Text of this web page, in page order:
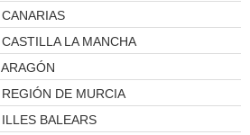
CANARIAS
CASTILLA LA MANCHA
ARAGÓN
REGIÓN DE MURCIA
ILLES BALEARS